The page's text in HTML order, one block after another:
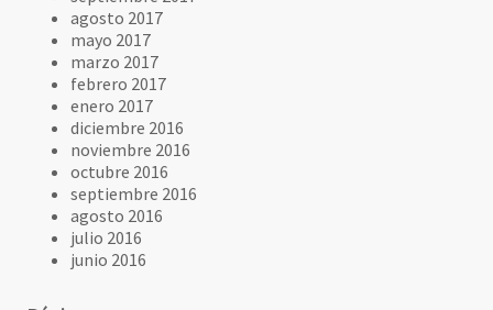
agosto 2017
mayo 2017
marzo 2017
febrero 2017
enero 2017
diciembre 2016
noviembre 2016
octubre 2016
septiembre 2016
agosto 2016
julio 2016
junio 2016